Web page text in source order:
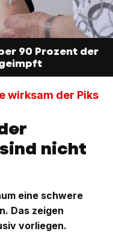
90 Prozent der
wirksam der Piks
nicht
eine schwere
Das zeigen
vorliegen.